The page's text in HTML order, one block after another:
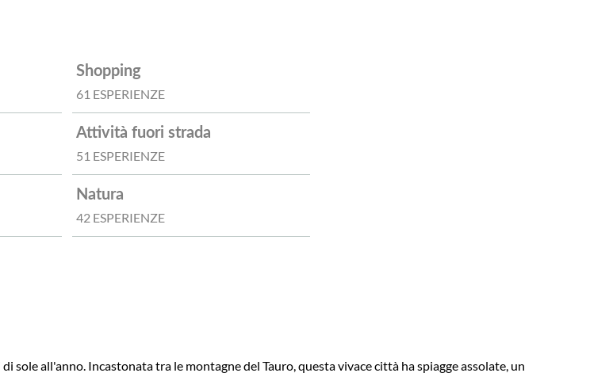
Shopping
61 ESPERIENZE
Attività fuori strada
51 ESPERIENZE
Natura
42 ESPERIENZE
all'anno. Incastonata tra le montagne del Tauro, questa vivace città ha spiagge assolate, un